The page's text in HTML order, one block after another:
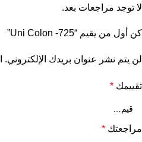
لا توجد مراجعات بعد.
كن أول من يقيم “Uni Colon -725”
لن يتم نشر عنوان بريدك الإلكتروني.
تقييمك *
مراجعتك *